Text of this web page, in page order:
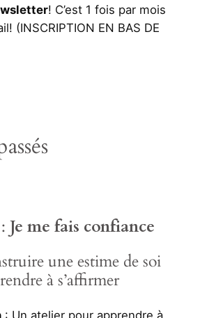
! C’est 1 fois par mois
(INSCRIPTION EN BAS DE
:Je me fais confiance
une estime de soi
à s’affirmer
: Un atelier pour apprendre à